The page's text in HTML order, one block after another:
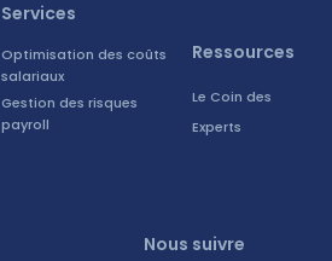
Services
Optimisation des coûts
salariaux
Gestion des risques
payroll
Ressources
Le Coin des
Experts
Nous suivre